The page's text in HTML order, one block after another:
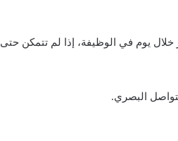
يوم في الوظيفة، إذا لم تتمكن حتى
البصري.